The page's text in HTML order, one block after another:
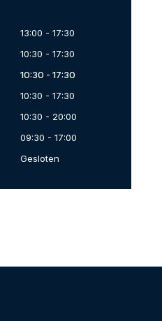
13:00 - 17:30
10:30 - 17:30
10:30 - 17:30
10:30 - 17:30
10:30 - 20:00
09:30 - 17:00
Gesloten